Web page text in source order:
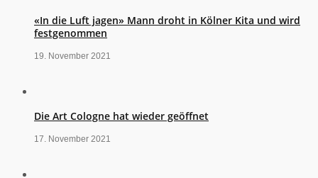
«In die Luft jagen» Mann droht in Kölner Kita und wird
festgenommen
19. November 2021
Die Art Cologne hat wieder geöffnet
17. November 2021